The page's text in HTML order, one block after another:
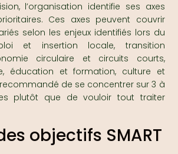
l’organisation identifie ses axes
Ces axes peuvent couvrir
selon les enjeux identifiés lors du
et insertion locale, transition
circulaire et circuits courts,
éducation et formation, culture et
de se concentrer sur 3 à
plutôt que de vouloir tout traiter
objectifs SMART